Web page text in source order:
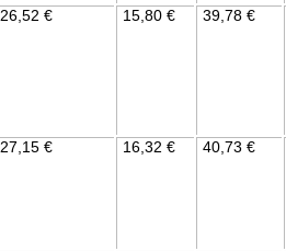
26,52 € 15,80 € 39,78 €
27,15 € 16,32 € 40,73 €